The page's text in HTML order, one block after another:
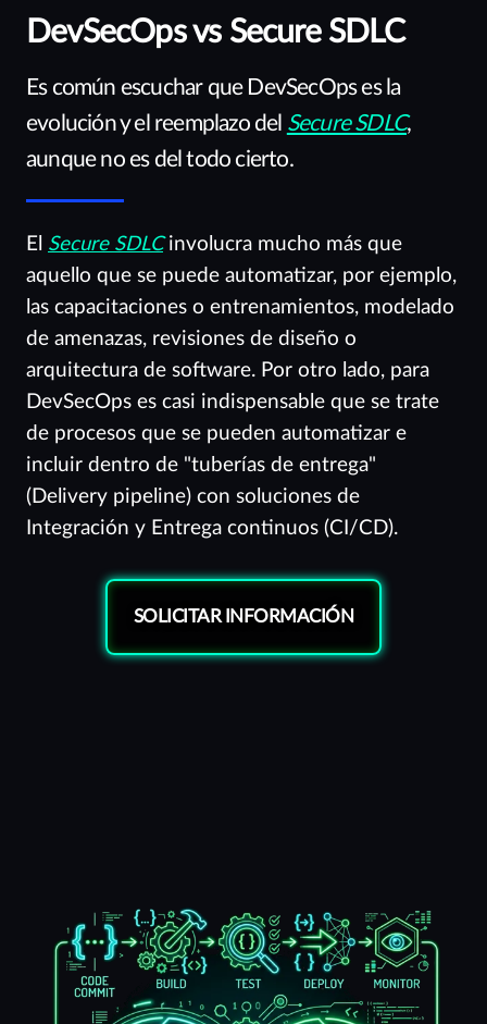
DevSecOps vs Secure SDLC
Es común escuchar que DevSecOps es la
evolución y el reemplazo del Secure SDLC,
aunque no es del todo cierto.
El Secure SDLCinvolucra mucho más que
aquello que se puede automatizar, por ejemplo,
las capacitaciones o entrenamientos, modelado
de amenazas, revisiones de diseño o
arquitectura de software. Por otro lado, para
DevSecOps es casi indispensable que se trate
de procesos que se pueden automatizar e
incluir dentro de "tuberías de entrega"
(Delivery pipeline) con soluciones de
Integración y Entrega continuos (CI/CD).
SOLICITAR INFORMACIÓN